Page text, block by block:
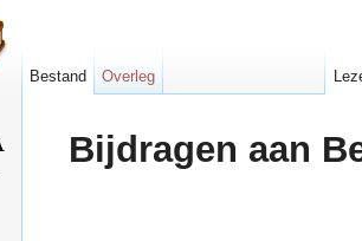
Bijdragen aan
Bestand Overleg